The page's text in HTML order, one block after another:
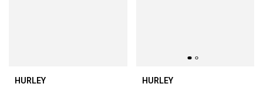
HURLEY
HURLEY